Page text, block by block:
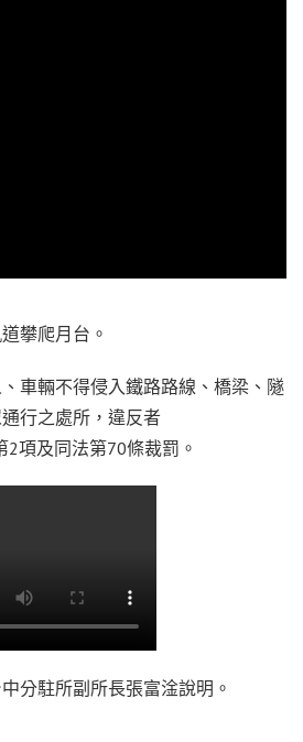
攀爬月台。
車輛不得侵入鐵路路線、橋梁、隧
行之處所，違反者
項及同法第70條裁罰。
分駐所副所長張富淦說明。